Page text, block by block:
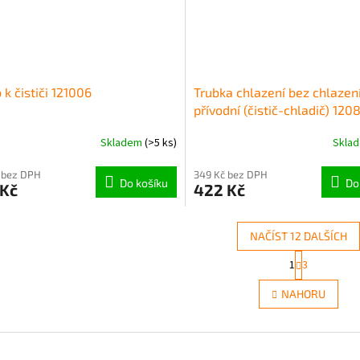
k čističi 121006
Skladem (>5 ks)
DPH
Do košíku
Trubka chlazení bez
přívodní (čistič-chladič)
349 Kč bez DPH
422 Kč
O
v
l
d
NAČÍST 12 DALŠÍCH
t
r
á
n
1 3
NAHORU